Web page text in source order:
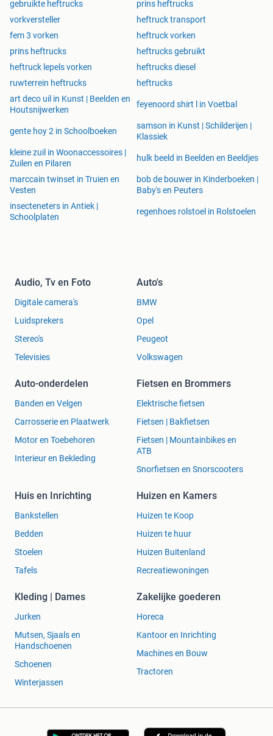
Vrijdag 08.00 - 17.00 uur
Meer weten? Klik op de link en bezoek onze website of
We helpen je graag verder! Wij zijn telefonisch bereikbaar
via 058-255 30 11. Stuur een mail naar info@axtra.nl of
bezoek onze werkplaats in Wergea.
gebruikte heftrucks
prins heftrucks
vorkversteller
heftruck transport
fem 3 vorken
heftruck vorken
prins heftrucks
heftrucks gebruikt
heftruck lepels vorken
heftrucks diesel
ruwterrein heftrucks
heftrucks
art deco uil in Kunst | Beelden en
Houtsnijwerken
feyenoord shirt l in Voetbal
gente hoy 2 in Schoolboeken
samson in Kunst | Schilderijen |
Klassiek
kleine zuil in Woonaccessoires |
Zuilen en Pilaren
hulk beeld in Beelden en Beeldjes
marccain twinset in Truien en
Vesten
bob de bouwer in Kinderboeken |
Baby's en Peuters
insecteneters in Antiek |
Schoolplaten
regenhoes rolstoel in Rolstoelen
Audio, Tv en Foto
Digitale camera's
Luidsprekers
Stereo's
Televisies
Auto's
BMW
Opel
Peugeot
Volkswagen
Auto-onderdelen
Banden en Velgen
Carrosserie en Plaatwerk
Motor en Toebehoren
Interieur en Bekleding
Fietsen en Brommers
Elektrische fietsen
Fietsen | Bakfietsen
Fietsen | Mountainbikes en
ATB
Snorfietsen en Snorscooters
Huis en Inrichting
Bankstellen
Bedden
Stoelen
Tafels
Huizen en Kamers
Huizen te Koop
Huizen te huur
Huizen Buitenland
Recreatiewoningen
Kleding | Dames
Jurken
Mutsen, Sjaals en
Handschoenen
Schoenen
Winterjassen
Zakelijke goederen
Horeca
Kantoor en Inrichting
Machines en Bouw
Tractoren